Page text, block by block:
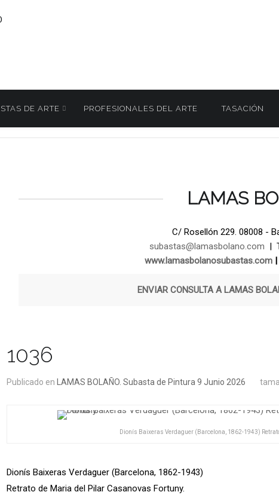
DE ARTE PROFESIONALES DEL ARTE TASACIÓN
LAMAS
C/ Rosellón 229. 08008 -
subastas@lamasbolano.com |
www.lamasbolanosubastas.com|
ENVIAR CONSULTA A LAMAS
1036
Publicado en LAMAS BOLAÑO. Subasta de Pintura 9 Junio 2026
Dionís Baixeras Verdaguer (Barcelona, 1862-1943)
Dionís Baixeras Verdaguer (Barcelona, 1862-1943)
Retrato de Maria del Pilar Casanovas Fortuny.